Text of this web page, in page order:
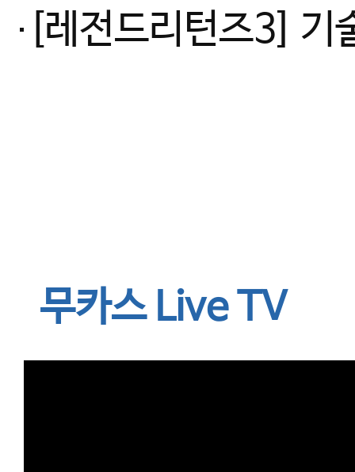
[레전드리턴즈3] 기술유도 일본, 우월 피지컬 유럽을 이기는 방법_최초 여자유도 국대
무카스 Live TV